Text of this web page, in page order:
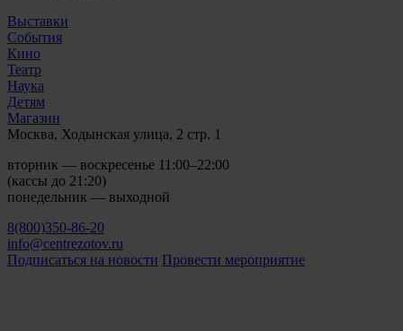
Выставки
События
Кино
Театр
Наука
Детям
Магазин
Москва, Ходынская улица, 2 стр. 1
вторник — воскресенье 11:00–22:00
(кассы до 21:20)
понедельник — выходной
8(800)350-86-20
info@centrezotov.ru
Подписаться на новости Провести мероприятие